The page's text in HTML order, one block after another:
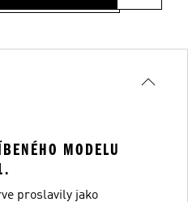
MODELU
proslavily jako